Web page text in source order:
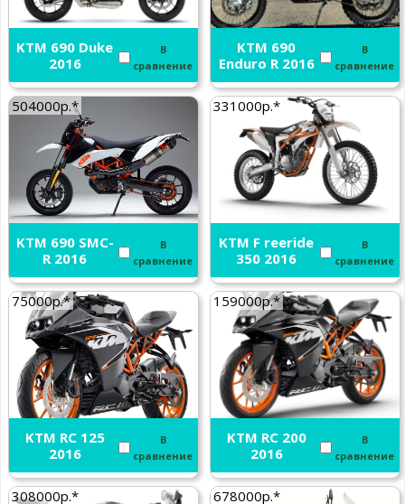
KTM 690 Duke
2016
В
сравнение
KTM 690
Enduro R 2016
В
сравнение
504000р.*
KTM 690 SMC-
R 2016
В
сравнение
331000р.*
KTM F reeride
350 2016
В
сравнение
75000р.*
KTM RC 125
2016
В
сравнение
159000р.*
KTM RC 200
2016
В
сравнение
308000р.* 678000р.*